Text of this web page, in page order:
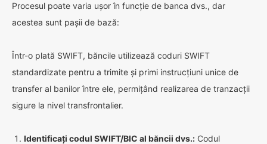
Procesul poate varia ușor în funcție de banca dvs., dar
acestea sunt pașii de bază:
Într-o plată SWIFT, băncile utilizează coduri SWIFT
standardizate pentru a trimite și primi instrucțiuni unice de
transfer al banilor între ele, permițând realizarea de tranzacții
sigure la nivel transfrontalier.
Identificați codul SWIFT/BIC al băncii dvs.: Codul